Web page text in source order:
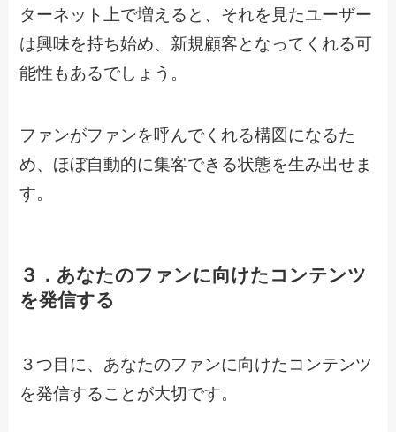
ターネット上で増えると、それを見たユーザー
は興味を持ち始め、新規顧客となってくれる可
能性もあるでしょう。
ファンがファンを呼んでくれる構図になるた
め、ほぼ自動的に集客できる状態を生み出せま
す。
３．あなたのファンに向けたコンテンツ
を発信する
３つ目に、あなたのファンに向けたコンテンツ
を発信することが大切です。